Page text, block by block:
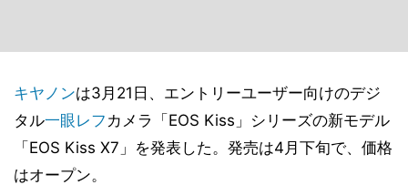
キヤノンは3月21日、エントリーユーザー向けのデジ
タル一眼レフ カメラ「EOS Kiss」シリーズの新モデル
「EOS Kiss X7」を発表した。発売は4月下旬で、価格
はオープン。